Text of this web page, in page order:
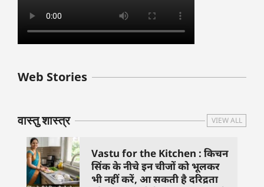
Web Stories
बुधवार के उपाय :
जिनसे हो गणेश जी
वास्तु शास्त्र VIEW ALL
Vastu for the Kitchen : किचन
सिंक के नीचे इन चीजों को भूलकर
भी नहीं करें, आ सकती है दरिद्रता